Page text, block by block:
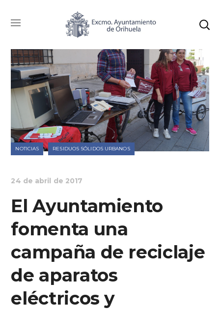
NOTICIAS RESIDUOS SÓLIDOS URBANOS
24 de abril de 2017
El Ayuntamiento
fomenta una
campaña de reciclaje
de aparatos
eléctricos y